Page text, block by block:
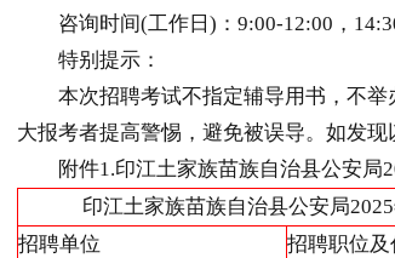
咨询时间(工作日)：9:00-12:00，
特别提示：
本次招聘考试不指定辅导用书，不举
大报考者提高警惕，避免被误导。如发
附件1.印江土家族苗族自治县公安局
印江土家族苗族自治县公安局
招聘单位
招聘职位及